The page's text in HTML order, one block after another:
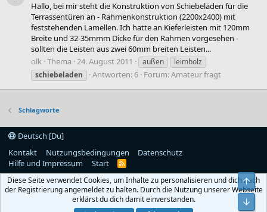
Hallo, bei mir steht die Konstruktion von Schiebeläden für die
Terrassentüren an - Rahmenkonstruktion (2200x2400) mit
feststehenden Lamellen. Ich hatte an Kieferleisten mit 120mm
Breite und 32-35mmm Dicke für den Rahmen vorgesehen -
sollten die Leisten aus zwei 60mm breiten Leisten...
olk Thema 24. August 2011 außen
leimholz
schiebeladen
Antworten: 6 Forum:Amateur fragt
Schlagworte
Deutsch [Du]
Kontakt
Nutzungsbedingungen
Datenschutz
Hilfe und Impressum
Start
R
S
Diese Seite verwendet Cookies, um Inhalte zu personalisieren und dich nach
der Registrierung angemeldet zu halten. Durch die Nutzung unserer Webseite
erklärst du dich damit einverstanden.